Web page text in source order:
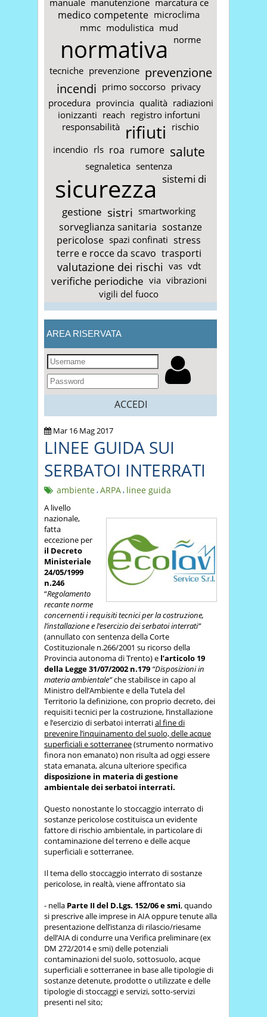
medico competente microclima
mmc modulistica mud
normativa norme
tecniche prevenzione prevenzione
incendi primo soccorso privacy
procedura provincia qualità radiazioni
ionizzanti reach registro infortuni
responsabilità rifiuti rischio
incendio rls roa rumore salute
segnaletica sentenza
sicurezza sistemi di
gestione sistri smartworking
sorveglianza sanitaria sostanze
pericolose spazi confinati stress
terre e rocce da scavo trasporti
valutazione dei rischi vas vdt
verifiche periodiche via vibrazioni
vigili del fuoco
AREA RISERVATA
ACCEDI
Mar 16 Mag 2017
LINEE GUIDA SUI
SERBATOI INTERRATI
ambiente,ARPA, linee guida
A livello
nazionale,
fatta
eccezione per
il Decreto
Ministeriale
24/05/1999
n.246
“Regolamento
recante norme
concernenti i requisiti tecnici per la costruzione,
l’installazione e l’esercizio dei serbatoi interrati”
(annullato con sentenza della Corte
Costituzionale n.266/2001 su ricorso della
Provincia autonoma di Trento) e l’articolo 19
della Legge 31/07/2002 n.179 “Disposizioni in
materia ambientale”che stabilisce in capo al
Ministro dell’Ambiente e della Tutela del
Territorio la definizione, con proprio decreto, dei
requisiti tecnici per la costruzione, l’installazione
e l’esercizio di serbatoi interratial fine di
prevenire l’inquinamento del suolo, delle acque
superficiali e sotterranee(strumento normativo
finora non emanato) non risulta ad oggi essere
stata emanata, alcuna ulteriore specifica
disposizione in materia di gestione
ambientale dei serbatoi interrati.
Questo nonostante lo stoccaggio interrato di
sostanze pericolose costituisca un evidente
fattore di rischio ambientale, in particolare di
contaminazione del terreno e delle acque
superficiali e sotterranee.
Il tema dello stoccaggio interrato di sostanze
pericolose, in realtà, viene affrontato sia
- nella Parte II del D.Lgs. 152/06 e smi, quando
si prescrive alle imprese in AIA oppure tenute alla
presentazione dell’istanza di rilascio/riesame
dell’AIA di condurre una Verifica preliminare (ex
DM 272/2014 e smi) delle potenziali
contaminazioni del suolo, sottosuolo, acque
superficiali e sotterranee in base alle tipologie di
sostanze detenute, prodotte o utilizzate e delle
tipologie di stoccaggi e servizi, sotto-servizi
presenti nel sito;